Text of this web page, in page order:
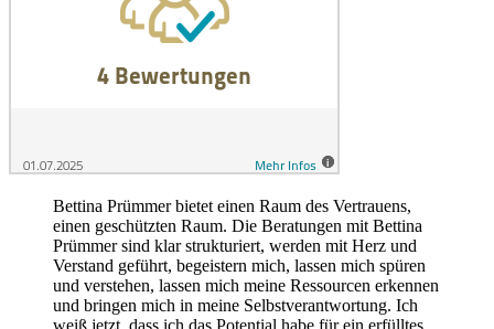
Bettina Prümmer bietet einen Raum des Vertrauens,
einen geschützten Raum. Die Beratungen mit Bettina
Prümmer sind klar strukturiert, werden mit Herz und
Verstand geführt, begeistern mich, lassen mich spüren
und verstehen, lassen mich meine Ressourcen erkennen
und bringen mich in meine Selbstverantwortung. Ich
weiß jetzt, dass ich das Potential habe für ein erfülltes